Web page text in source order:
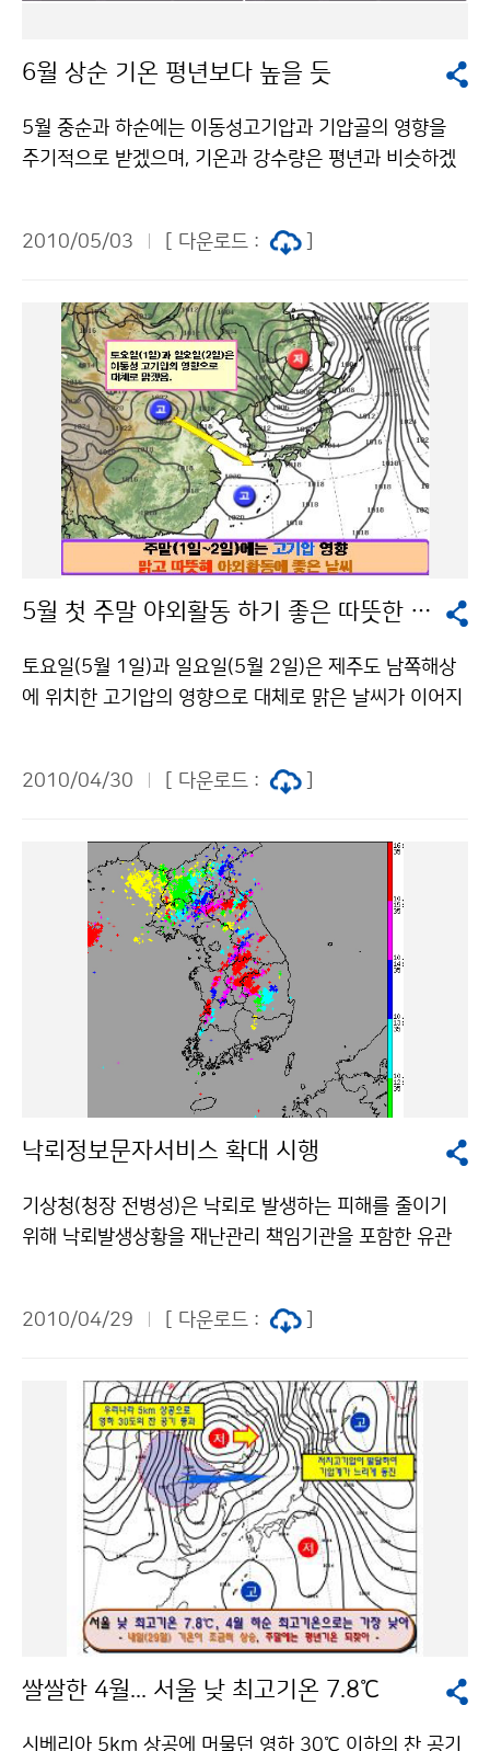
상정보시스템·지리정보시스템 활용·차세대 기상기술 환
관, 산업현장 탐방을 통해 최첨단 정보통신기술을 체험하
고, 한국 가정 방문, 전통공연 관람 등을 통해 우리의 문화
만 아니라 기타 아시아국가와 아프리카 국가까지 확대하
당관실 손성화 2181-0568기상청 이(가) 창작한 남아시
아 국가에 선진기상통신 기술 지원 저작물은 "공공누리"
출처표시-상업적이용금지 조건에 따라 이용 할 수 있습니
6월 상순 기온 평년보다 높을 듯
5월 중순과 하순에는 이동성고기압과 기압골의 영향을
주기적으로 받겠으며, 기온과 강수량은 평년과 비슷하겠
서기류가 유입되면서 일시적으로 고온현상이 나타날 때
슷하겠다. 평 균 기 온 강 수 량 5월 중순 평년(12~18℃)
과 비슷하겠음 평년(27~80㎜)과 비슷하겠음 5월 하순
평년(13~20℃)과 비슷하겠음 평년(13~59㎜)과 비슷하
겠음 6월 상순 평년(15~22℃)보다 높겠음 평년(28~83
㎜)과 비슷하겠음 한편, 최근 1개월(4.1.～4.29.) 전국의
평균기온은 9.8℃로 평년보다 2.1℃ 낮았다. 평균 최고기
온과 평균 최저기온은 15.4℃, 4.5℃로 평년보다 각각 2.
8℃, 1.4℃ 낮았고, 일 최저기온이 0℃ 미만인 날은 4.5일
로 평년보다 1.8일 많았다. 평균 강수량은 101.7㎜로 평
3일로 평년보다 3.2일 많았고, 일조시간은 166.9시간으
보다 1일 적었다 문의: 기후예측과 김정선 2181-0473
2010/05/03 [ 다운로드 :
5월 첫 주말 야외활동 하기 좋은 따뜻한 날씨
토요일(5월 1일)과 일요일(5월 2일)은 제주도 남쪽해상
에 위치한 고기압의 영향으로 대체로 맑은 날씨가 이어지
다소 쌀쌀하겠으나, 낮부터 기온이 크게 오르면서 평년기
야외활동에 좋은 날씨가 되겠다 1일과 2일은 대기가 건
조한 가운데 영동지방에는 바람이 강하게 불 것으로 예상
되며, 그 밖의 지방에서도 다소 강하게 부는 곳이 많겠으
니, 산불예방 및 각종 시설물 피해가 발생하지 않도록 주
의해야 하며, 일교차가 크겠으니 건강관리에도 유의해야
한다. 문의 : 131 기상콜센터기상청 이(가) 창작한 5월
첫 주말 야외활동 하기 좋은 따뜻한 날씨 저작물은 "공공
누리" 출처표시-상업적이용금지 조건에 따라 이용 할 수
2010/04/30 [ 다운로드 :
낙뢰정보문자서비스 확대 시행
기상청(청장 전병성)은 낙뢰로 발생하는 피해를 줄이기
위해 낙뢰발생상황을 재난관리 책임기관을 포함한 유관
월부터 서울·경기지역의 유관기관을 대상으로 시범적으
대하면서 한국전력공사와 국립공원관리공단 등 일부기관
에만 제한적으로 제공해 왔다. 최근 낙뢰로 인한 재산, 인
명 피해가 자주 발생하면서 정부에서는 낙뢰피해를 최소
화하기 위하여 “자연재해대책법(‘09.7.1)”에 낙뢰를 자연
재해의 범주에 포함시켜 적극적으로 대응하고 있다. 기상
청은 범정부적인 노력에 부응하기 위하여 2009년 10월
낙뢰문자서비스 시스템을 개선하여 신속한 낙뢰정보 생
산체계를 구축하고, 유관기관에 제한적으로 제공되던 낙
뢰정보를 재난관리책임기관과 유관기관으로 확대하여 낙
인한 직접적인 인명 피해와 전력 공급 체계가 낙뢰를 맞아
2010/04/29 [ 다운로드 :
쌀쌀한 4월... 서울 낮 최고기온 7.8℃
시베리아 5km 상공에 머물던 영하 30℃ 이하의 찬 공기